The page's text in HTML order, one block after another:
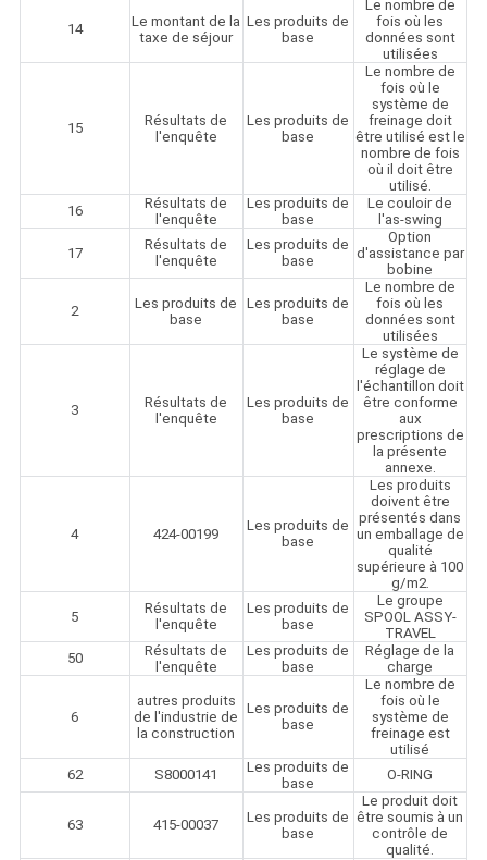
14
Le montant de la
taxe de séjour
Les produits de
base
Le nombre de
fois où les
données sont
utilisées
15
Résultats de
l'enquête
Les produits de
base
Le nombre de
fois où le
système de
freinage doit
être utilisé est le
nombre de fois
où il doit être
utilisé.
16
Résultats de
l'enquête
Les produits de
base
Le couloir de
l'as-swing
17
Résultats de
l'enquête
Les produits de
base
Option
d'assistance par
bobine
2
Les produits de
base
Les produits de
base
Le nombre de
fois où les
données sont
utilisées
3
Résultats de
l'enquête
Les produits de
base
Le système de
réglage de
l'échantillon doit
être conforme
aux
prescriptions de
la présente
annexe.
4 424-00199
Les produits de
base
Les produits
doivent être
présentés dans
un emballage de
qualité
supérieure à 100
g/m2.
5
Résultats de
l'enquête
Les produits de
base
Le groupe
SPOOL ASSY-
TRAVEL
50
Résultats de
l'enquête
Les produits de
base
Réglage de la
charge
6
autres produits
de l'industrie de
la construction
Les produits de
base
Le nombre de
fois où le
système de
freinage est
utilisé
62
S8000141
Les produits de
base
O-RING
63 415-00037
Les produits de
base
Le produit doit
être soumis à un
contrôle de
qualité.